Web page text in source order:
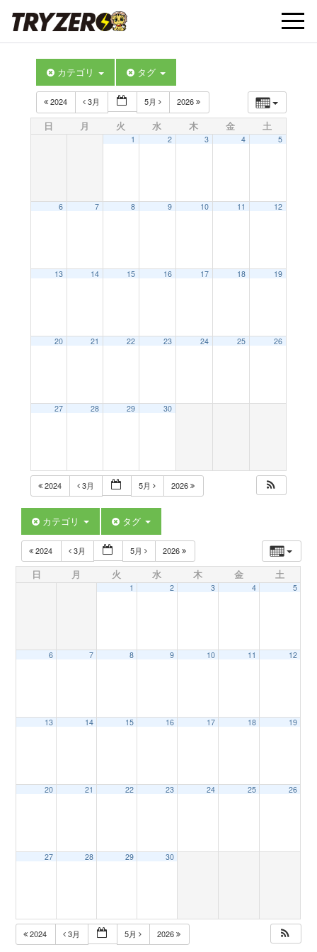
t
t
i
カテゴリ タグ
2024 3月 5月 2026
日 月 火 水 木 金 土
1 2 3 4 5
6 7 8 9 10 11 12
13 14 15 16 17 18 19
20 21 22 23 24 25 26
27 28 29 30
2024 3月 5月 2026
カテゴリ タグ
2024 3月 5月 2026
日 月 火 水 木 金 土
1 2 3 4 5
6 7 8 9 10 11 12
13 14 15 16 17 18 19
20 21 22 23 24 25 26
27 28 29 30
2024 3月 5月 2026